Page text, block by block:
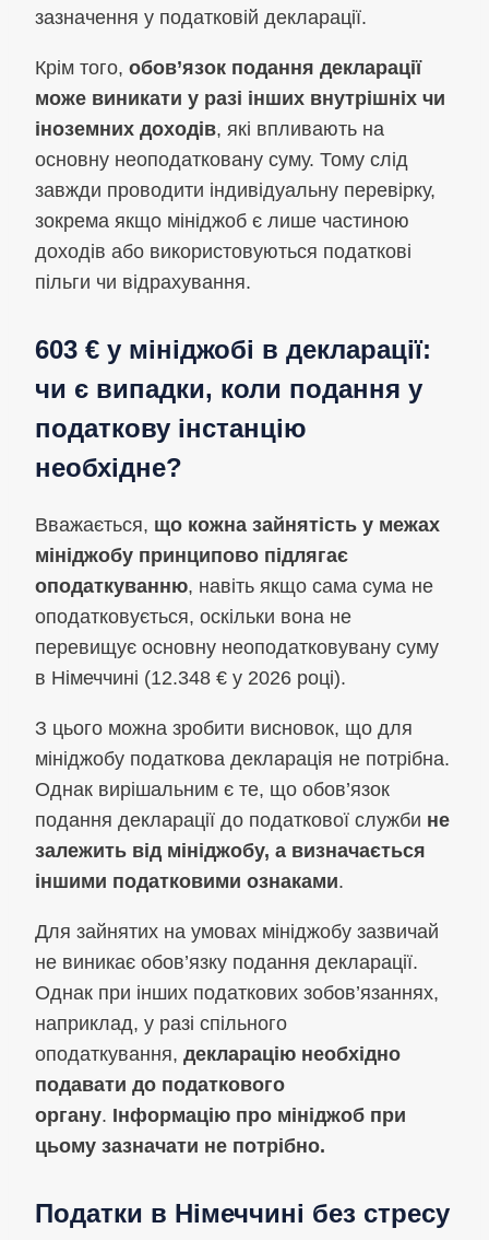
зазначення у податковій декларації.
Крім того, обов’язок подання декларації
може виникати у разі інших внутрішніх чи
іноземних доходів, які впливають на
основну неоподатковану суму. Тому слід
завжди проводити індивідуальну перевірку,
зокрема якщо мініджоб є лише частиною
доходів або використовуються податкові
пільги чи відрахування.
603 € у мініджобі в декларації:
чи є випадки, коли подання у
податкову інстанцію
необхідне?
Вважається, що кожна зайнятість у межах
мініджобу принципово підлягає
оподаткуванню, навіть якщо сама сума не
оподатковується, оскільки вона не
перевищує основну неоподатковувану суму
в Німеччині (12.348 € у 2026 році).
З цього можна зробити висновок, що для
мініджобу податкова декларація не потрібна.
Однак вирішальним є те, що обов’язок
подання декларації до податкової служби не
залежить від мініджобу, а визначається
іншими податковими ознаками.
Для зайнятих на умовах мініджобу зазвичай
не виникає обов’язку подання декларації.
Однак при інших податкових зобов’язаннях,
наприклад, у разі спільного
оподаткування, декларацію необхідно
подавати до податкового
органу. Інформацію про мініджоб при
цьому зазначати не потрібно.
Податки в Німеччині без стресу